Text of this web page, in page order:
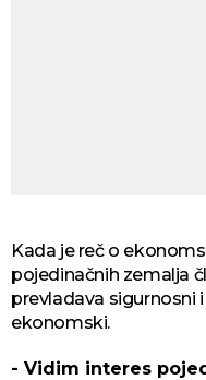
Kada je reč o
pojedinačnih zemalja
prevladava sigurnosni
ekonomski.
- Vidim interes